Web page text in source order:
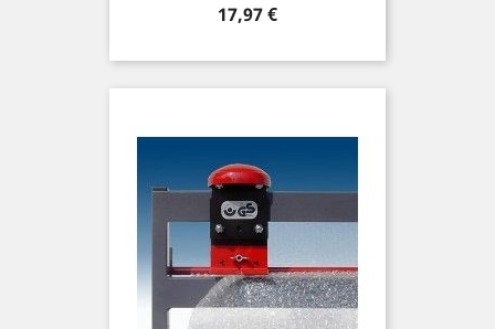
Preis
17,97 €